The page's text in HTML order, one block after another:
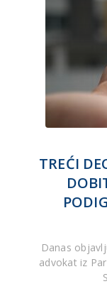
TREĆI
Danas
advokat iz